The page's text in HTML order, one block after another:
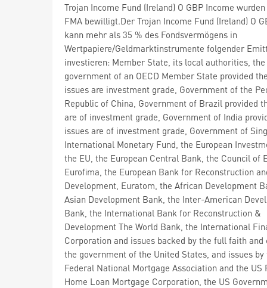
Trojan Income Fund (Ireland) O GBP Income
FMA bewilligt.Der Trojan Income Fund (Ireland) O
kann mehr als 35 % des Fondsvermögens in
Wertpapiere/Geldmarktinstrumente folgender
investieren: Member State, its local authorities, the
government of an OECD Member State provided
issues are investment grade, Government of the
Republic of China, Government of Brazil provided
are of investment grade, Government of India
issues are of investment grade, Government of
International Monetary Fund, the European
the EU, the European Central Bank, the Council of
Eurofima, the European Bank for Reconstruction
Development, Euratom, the African Development
Asian Development Bank, the Inter-American
Bank, the International Bank for Reconstruction &
Development The World Bank, the International
Corporation and issues backed by the full faith and
the government of the United States, and issues by
Federal National Mortgage Association and the US
Home Loan Mortgage Corporation, the US